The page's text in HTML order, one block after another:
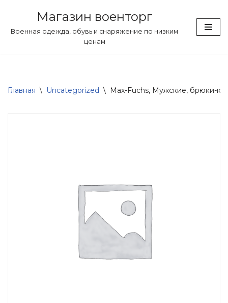
Перейти
Магазин военторг
Военная одежда, обувь и снаряжение по низким
ценам
Главная \ Uncategorized \ Max-Fuchs, Мужские, брюки-